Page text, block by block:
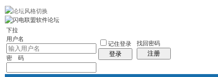
下拉
用户名
密 码
记住登录
登录
找回密码
注册